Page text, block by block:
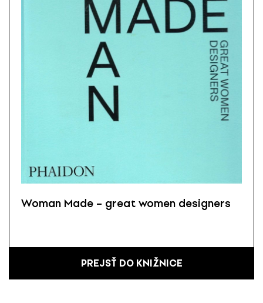
Woman Made – great women designers
PREJSŤ DO KNIŽNICE